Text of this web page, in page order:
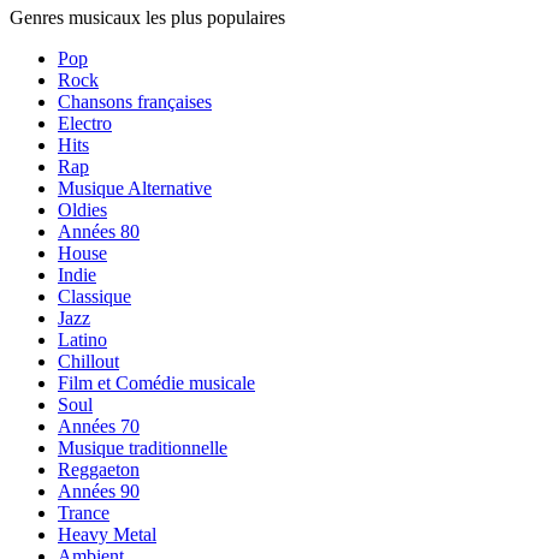
Genres musicaux les plus populaires
Pop
Rock
Chansons françaises
Electro
Hits
Rap
Musique Alternative
Oldies
Années 80
House
Indie
Classique
Jazz
Latino
Chillout
Film et Comédie musicale
Soul
Années 70
Musique traditionnelle
Reggaeton
Années 90
Trance
Heavy Metal